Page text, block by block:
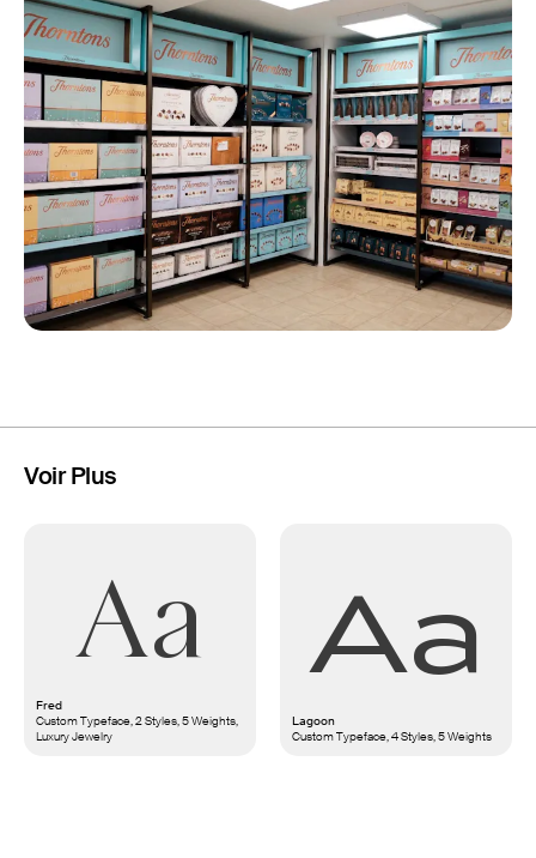
Voir Plus
Aa
Fred
Custom Typeface, 2 Styles, 5 Weights,
Luxury Jewelry
Aa
Lagoon
Custom Typeface, 4 Styles, 5 Weights